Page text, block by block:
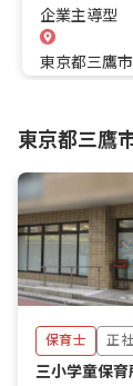
企業主導型
東京都三鷹
東京都三鷹
保育士 正
三小学童保育